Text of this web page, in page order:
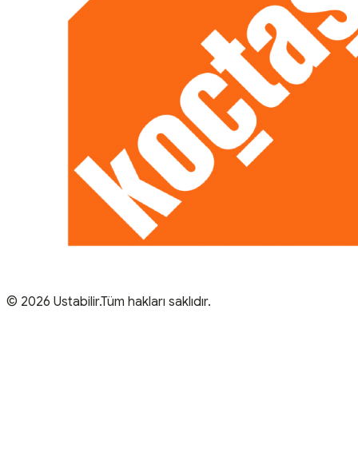
© 2026 Ustabilir.Tüm hakları saklıdır.